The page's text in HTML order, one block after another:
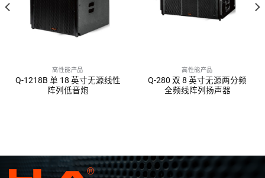
高性能产品
Q-1218B 单 18 英寸无源线性
阵列低音炮
高性能产品
Q-280 双 8 英寸无源两分频
全频线阵列扬声器